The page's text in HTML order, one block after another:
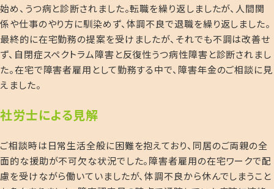
始め、うつ病と診断されました。転職を繰り返しましたが、人間関
係や仕事のやり方に馴染めず、体調不良で退職を繰り返しました。
最終的に在宅勤務の提案を受けましたが、それでも不調は改善せ
ず、自閉症スペクトラム障害と反復性うつ病性障害と診断されまし
た。在宅で障害者雇用として勤務する中で、障害年金のご相談に見
えました。
社労士による見解
ご相談時は日常生活全般に困難を抱えており、同居のご両親の全
面的な援助が不可欠な状況でした。障害者雇用の在宅ワークで配
慮を受けながら働いていましたが、体調不良から休んでしまうこと